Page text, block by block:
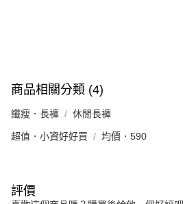
商品相關分類 (4)
纖瘦．長褲 休閒長褲
超值．小資好好買 均價．590
評價